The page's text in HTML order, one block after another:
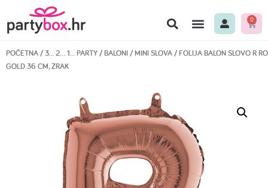
0
POČETNA/3… 2… 1… PARTY/BALONI/MINI SLOVA/ FOLIJA BALON SLOVO R
GOLD 36 CM, ZRAK